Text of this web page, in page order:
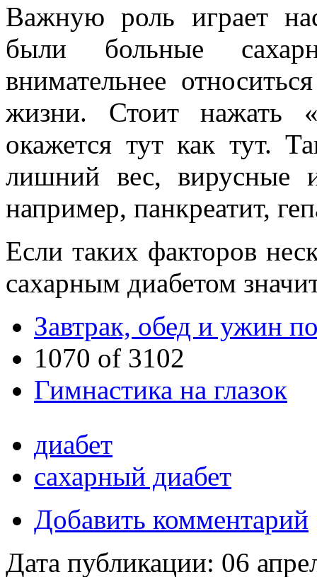
Важную роль играет
были больные
внимательнее
жизни. Стоит нажать
окажется тут как тут.
лишний вес, вирусные
например, панкреатит,
Если таких факторов
сахарным диабетом
Завтрак, обед и ужин
1070 of 3102
Гимнастика на глазок
диабет
сахарный диабет
Добавить комментарий
Дата публикации: 06